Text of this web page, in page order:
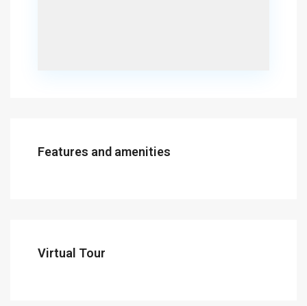
Features and amenities
Virtual Tour